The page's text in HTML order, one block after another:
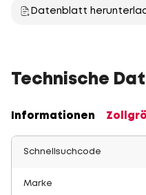
Datenblatt
Technische
Informationen
Schnellsuchcode
Marke